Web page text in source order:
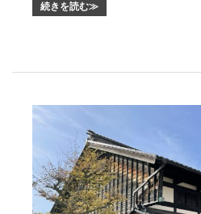
続きを読む≫